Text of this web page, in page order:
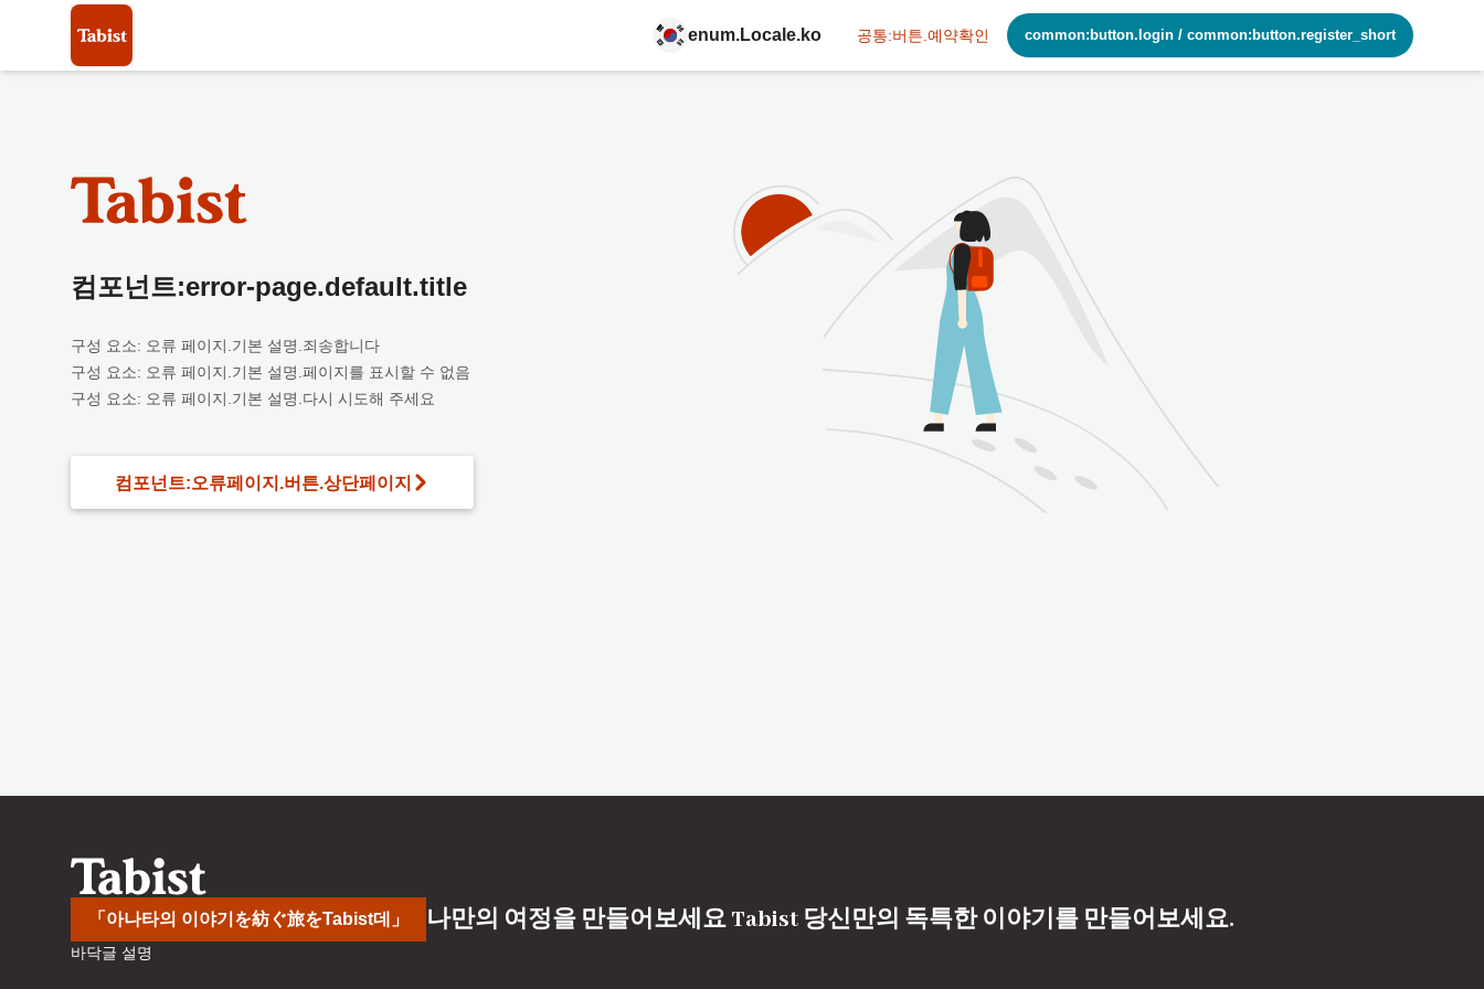
enum.Locale.ko 공통:버튼.예약확인 common:button.login / common:button.register_short
컴포넌트:error-page.default.title
구성 요소: 오류 페이지.기본 설명.죄송합니다
구성 요소: 오류 페이지.기본 설명.페이지를 표시할 수 없음
구성 요소: 오류 페이지.기본 설명.다시 시도해 주세요
컴포넌트:오류페이지.버튼.상단페이지
「아나타의 이야기を紡ぐ旅をTabist데」 나만의 여정을 만들어보세요 Tabist 당신만의 독특한 이야기를 만들어보세요.
바닥글 설명